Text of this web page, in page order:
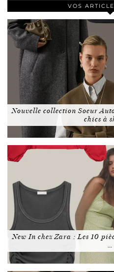
VOS
Nouvelle collection Soeur
chics à
New In chez Zara : Les 10
…